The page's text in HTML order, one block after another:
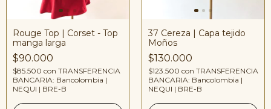
Rouge Top | Corset - Top
manga larga
$90.000
$85.500 con TRANSFERENCIA
BANCARIA: Bancolombia |
NEQUI | BRE-B
37 Cereza | Capa tejido
Moños
$130.000
$123.500 con TRANSFERENCIA
BANCARIA: Bancolombia |
NEQUI | BRE-B